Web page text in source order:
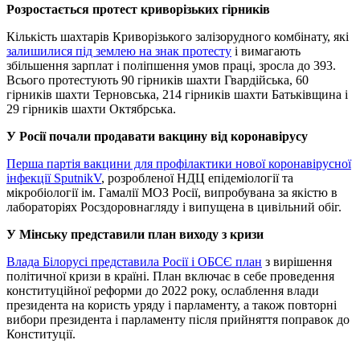
Розростається протест криворізьких гірників
Кількість шахтарів Криворізького залізорудного комбінату, які
залишилися під землею на знак протесту і вимагають
збільшення зарплат і поліпшення умов праці, зросла до 393.
Всього протестують 90 гірників шахти Гвардійська, 60
гірників шахти Терновська, 214 гірників шахти Батьківщина і
29 гірників шахти Октябрська.
У Росії почали продавати вакцину від коронавірусу
Перша партія вакцини для профілактики нової коронавірусної
інфекції SputnikV, розробленої НДЦ епідеміології та
мікробіології ім. Гамалії МОЗ Росії, випробувана за якістю в
лабораторіях Росздоровнагляду і випущена в цивільний обіг.
У Мінську представили план виходу з кризи
Влада Білорусі представила Росії і ОБСЄ план з вирішення
політичної кризи в країні. План включає в себе проведення
конституційної реформи до 2022 року, ослаблення влади
президента на користь уряду і парламенту, а також повторні
вибори президента і парламенту після прийняття поправок до
Конституції.